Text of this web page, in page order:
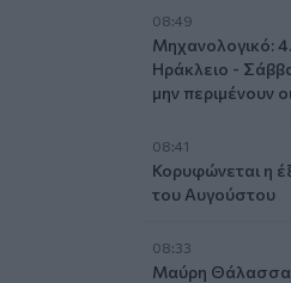
08:49
Μηχανολογικό:
Ηράκλειο -
μην περιμένουν
08:41
Κορυφώνεται η
του Αυγούστου
08:33
Μαύρη Θάλασσα: